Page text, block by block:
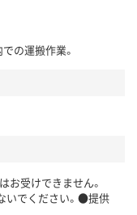
の運搬作業。
お受けできません。
いでください。●提供